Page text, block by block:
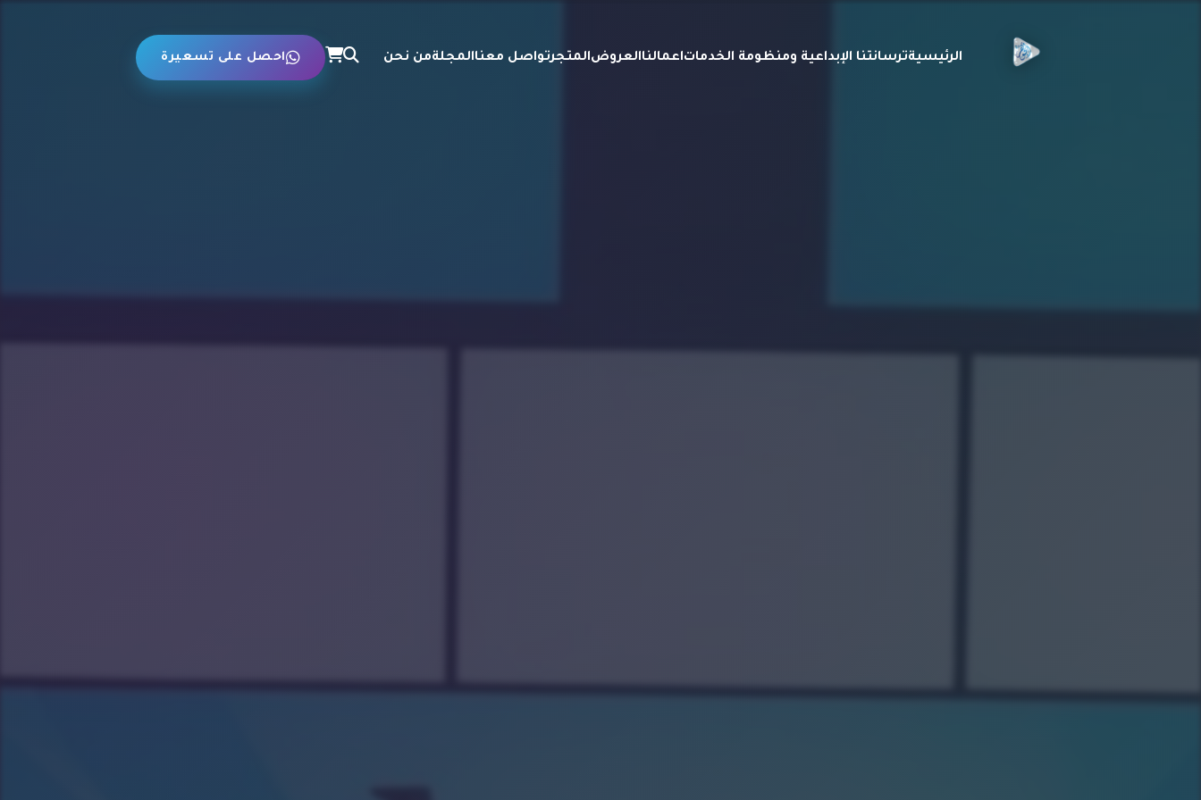
الرئيسيةترسانتنا الإبداعية ومنظومة الخدماتاعمالناالعروضالمتجرتواصل معناالمجلةمن نحن احصل على تسعيرة